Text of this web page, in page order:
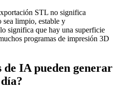
STL no significa
sea limpio, estable y
significa que hay una superficie
programas de impresión 3D
IA pueden generar